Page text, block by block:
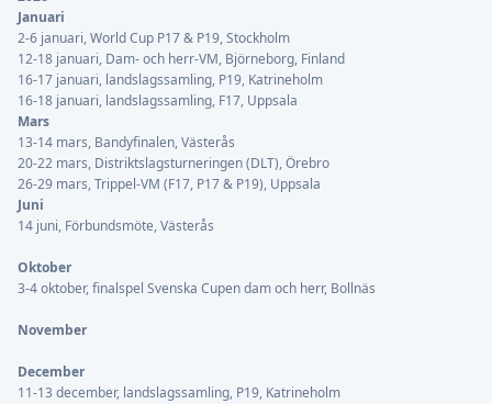
Januari
2-6 januari, World Cup P17 & P19, Stockholm
12-18 januari, Dam- och herr-VM, Björneborg, Finland
16-17 januari, landslagssamling, P19, Katrineholm
16-18 januari, landslagssamling, F17, Uppsala
Mars
13-14 mars, Bandyfinalen, Västerås
20-22 mars, Distriktslagsturneringen (DLT), Örebro
26-29 mars, Trippel-VM (F17, P17 & P19), Uppsala
Juni
14 juni, Förbundsmöte, Västerås
Oktober
3-4 oktober, finalspel Svenska Cupen dam och herr, Bollnäs
November
December
11-13 december, landslagssamling, P19, Katrineholm